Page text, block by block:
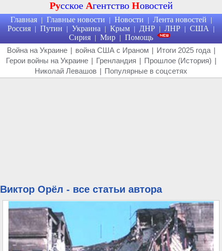
Русское Агентство Новостей
Главная | Главные новости | Новости | Лента новостей |
Россия | Путин | Украина | Крым | ДНР | ЛНР | США |
Сирия | Мир | Помощь
Война на Украине | война США с Ираном | Итоги 2025 года |
Герои войны на Украине | Гренландия | Прошлое (История) |
Николай Левашов | Популярные в соцсетях
Виктор Орёл - все статьи автора